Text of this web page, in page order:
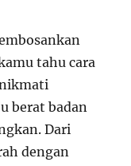
tahu cara
berat badan
Dari
dengan